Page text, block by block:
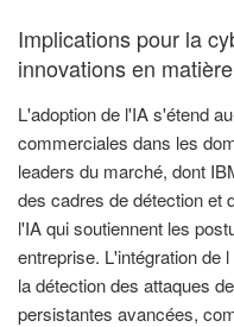
Implications pour la
innovations en
L'adoption de l'IA s'étend
commerciales dans les
leaders du marché, dont
des cadres de détection et
l'IA qui soutiennent les
entreprise. L'intégration de l
la détection des attaques
persistantes avancées,